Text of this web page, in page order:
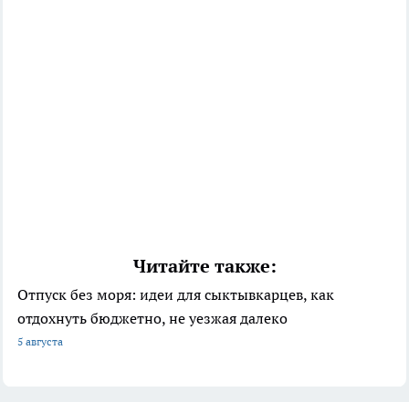
Читайте также:
Отпуск без моря: идеи для сыктывкарцев, как
отдохнуть бюджетно, не уезжая далеко
5 августа